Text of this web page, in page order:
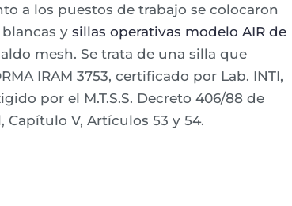
a los puestos de trabajo se colocaron
y sillas operativas modelo AIR de
mesh. Se trata de una silla que
IRAM 3753, certificado por Lab. INTI,
por el M.T.S.S. Decreto 406/88 de
Capítulo V, Artículos 53 y 54.